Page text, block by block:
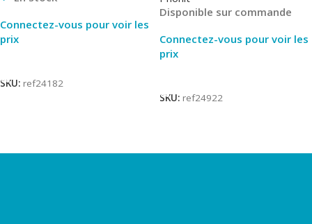
Connectez-vous pour voir les
prix
SKU: ref24182
Disponible sur commande
Connectez-vous pour voir les
prix
SKU: ref24922